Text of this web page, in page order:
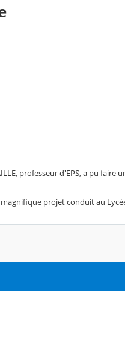
professeur d'EPS, a pu faire
projet conduit au